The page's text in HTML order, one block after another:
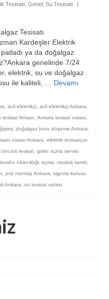
Tesisatı Genel Su Tesisatı
|
Tesisatı
Kardeşler Elektrik
patladı ya da doğalgaz
genelinde 7/24
elektrik, su ve doğalgaz
ile kaliteli, … Devamı
acil elektrikçi acil elektrikçi Ankara
tesisat firması Ankara tesisat ustası
doğalgaz boru döşeme Ankara
ustası Ankara
elektrik tesisatçısı
öncesi tesisat gider açma servisi
lavabo tıkanıklığı açma musluk tamiri
priz montajı Ankara
sigorta kutusu
Ankara su tesisat ustası